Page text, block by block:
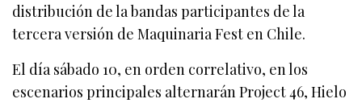
distribución de la bandas participantes de la
tercera versión de Maquinaria Fest en Chile.
El día sábado 10, en orden correlativo, en los
escenarios principales alternarán Project 46, Hielo